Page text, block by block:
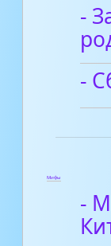
-
-
Мифы
-